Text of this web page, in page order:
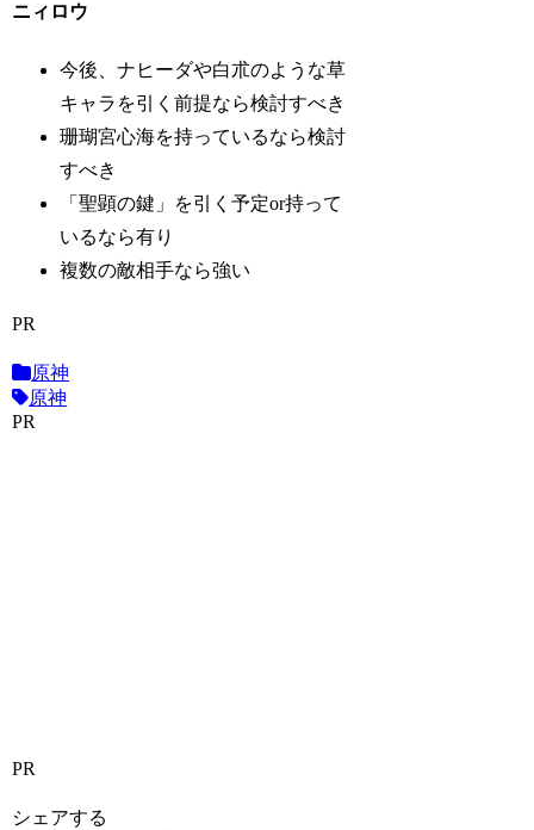
ニィロウ
今後、ナヒーダや白朮のような草
キャラを引く前提なら検討すべき
珊瑚宮心海を持っているなら検討
すべき
「聖顕の鍵」を引く予定or持って
いるなら有り
複数の敵相手なら強い
PR
原神
原神
PR
PR
シェアする